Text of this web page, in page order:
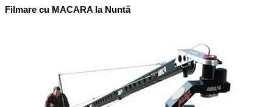
Filmare cu MACARA la Nuntă